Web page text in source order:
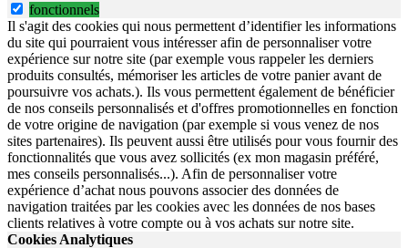
fonctionnels
Il s'agit des cookies qui nous permettent d’identifier les informations
du site qui pourraient vous intéresser afin de personnaliser votre
expérience sur notre site (par exemple vous rappeler les derniers
produits consultés, mémoriser les articles de votre panier avant de
poursuivre vos achats.). Ils vous permettent également de bénéficier
de nos conseils personnalisés et d'offres promotionnelles en fonction
de votre origine de navigation (par exemple si vous venez de nos
sites partenaires). Ils peuvent aussi être utilisés pour vous fournir des
fonctionnalités que vous avez sollicités (ex mon magasin préféré,
mes conseils personnalisés...). Afin de personnaliser votre
expérience d’achat nous pouvons associer des données de
navigation traitées par les cookies avec les données de nos bases
clients relatives à votre compte ou à vos achats sur notre site.
Cookies Analytiques